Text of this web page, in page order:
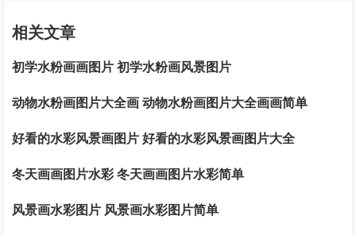
相关文章
初学水粉画画图片 初学水粉画风景图片
动物水粉画图片大全画 动物水粉画图片大全画画简单
好看的水彩风景画图片 好看的水彩风景画图片大全
冬天画画图片水彩 冬天画画图片水彩简单
风景画水彩图片 风景画水彩图片简单